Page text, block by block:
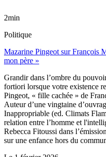
2min
Politique
Mazarine Pingeot sur François
mon père »
Grandir dans l’ombre du
fortiori lorsque votre existence
Pingeot, « fille cachée » de
Auteur d’une vingtaine
Inappropriable (ed. Climats
relation entre l’homme et
Rebecca Fitoussi dans
sur une enfance hors du